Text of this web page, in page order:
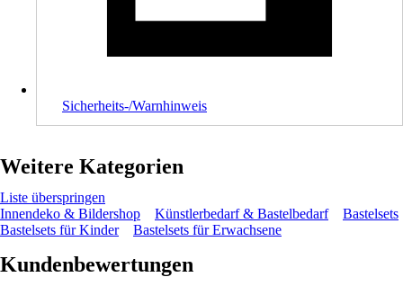
Sicherheits-/Warnhinweis
Weitere Kategorien
Liste überspringen
Innendeko & Bildershop
Künstlerbedarf & Bastelbedarf
Bastelsets
Bastelsets für Kinder
Bastelsets für Erwachsene
Kundenbewertungen